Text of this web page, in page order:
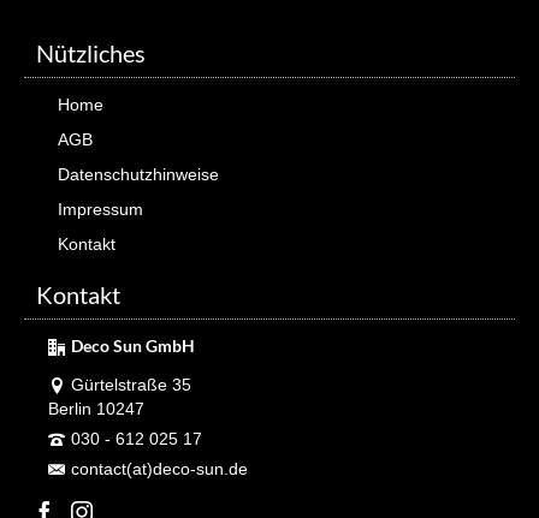
Nützliches
Home
AGB
Datenschutzhinweise
Impressum
Kontakt
Kontakt
Deco Sun GmbH
Gürtelstraße 35
Berlin 10247
030 - 612 025 17
contact(at)deco-sun.de